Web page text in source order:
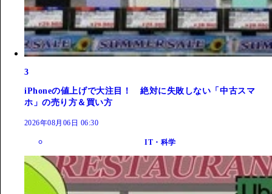
3
iPhoneの値上げで大注目！ 絶対に失敗しない「中古スマ
ホ」の売り方＆買い方
2026年08月06日 06:30
IT・科学